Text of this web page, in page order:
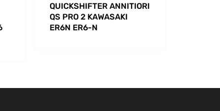
QUICKSHIFTER ANNITIORI
QS PRO 2 KAWASAKI
ER6N ER6-N